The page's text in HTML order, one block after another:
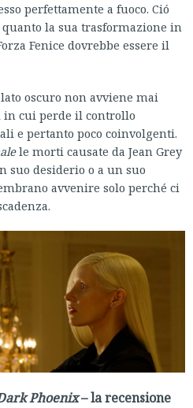
perfettamente a fuoco. Ció
la sua trasformazione in
Fenice dovrebbe essere il
oscuro non avviene mai
cui perde il controllo
e pertanto poco coinvolgenti.
le morti causate da Jean Grey
suo desiderio o a un suo
avvenire solo perché ci
Phoenix– la recensione